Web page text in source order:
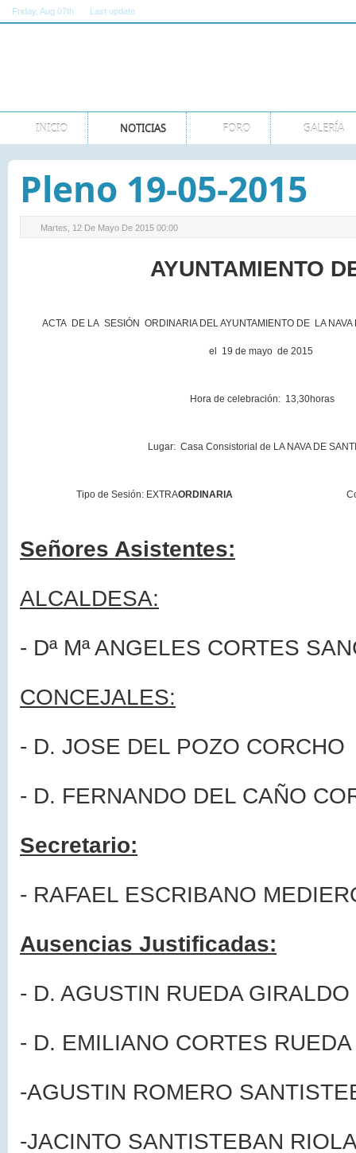
Friday , Aug 07th Last update
INICIO NOTICIAS FORO GALERÍA
Pleno 19-05-2015
Martes, 12 De Mayo De 2015 00:00
AYUNTAMIENTO
ACTA DE LA SESIÓN ORDINARIA DEL AYUNTAMIENTO DE LA NAVA
el 19 de mayo de 2015
Hora de celebración: 13,30horas
Lugar: Casa Consistorial de LA NAVA DE
Tipo de Sesión: EXTRAORDINARIA
Señores Asistentes:
ALCALDESA:
- Dª Mª ANGELES CORTES
CONCEJALES:
- D. JOSE DEL POZO CORCHO
- D. FERNANDO DEL CAÑO
Secretario:
- RAFAEL ESCRIBANO
Ausencias Justificadas:
- D. AGUSTIN RUEDA GIRALDO
- D. EMILIANO CORTES RUEDA
-AGUSTIN ROMERO
-JACINTO SANTISTEBAN